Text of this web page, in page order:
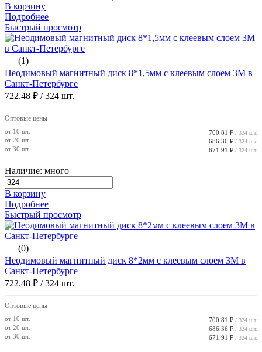
В корзину
Подробнее
Быстрый просмотр
(1)
Неодимовый магнитный диск 8*1,5мм с клеевым слоем 3М в
Санкт-Петербурге
722.48 ₽ / 324 шт.
Оптовые цены
от 10 шт. 700.81 ₽ / 324 шт.
от 20 шт. 686.36 ₽ / 324 шт.
от 30 шт. 671.91 ₽ / 324 шт.
Наличие: много
В корзину
Подробнее
Быстрый просмотр
(0)
Неодимовый магнитный диск 8*2мм с клеевым слоем 3М в
Санкт-Петербурге
722.48 ₽ / 324 шт.
Оптовые цены
от 10 шт. 700.81 ₽ / 324 шт.
от 20 шт. 686.36 ₽ / 324 шт.
от 30 шт. 671.91 ₽ / 324 шт.